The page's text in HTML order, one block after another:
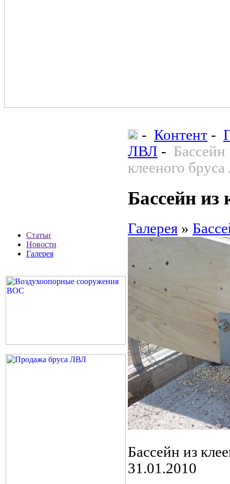
Статьи
Новости
Галерея
- Контент -
ЛВЛ -
клееного
Бассейн из
Галерея »
Бассейн из
31.01.2010